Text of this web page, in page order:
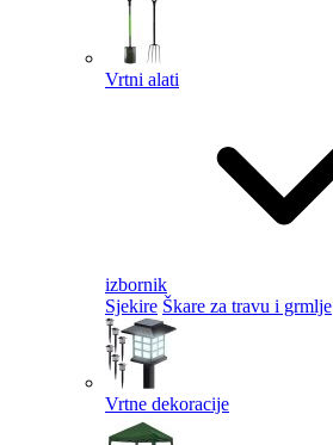
Vrtni alati
izbornik
Sjekire Škare za travu i grmlje
Vrtne dekoracije